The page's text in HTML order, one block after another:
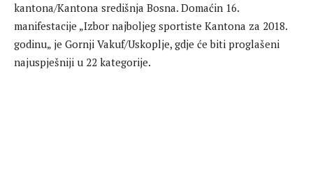
kantona/Kantona središnja Bosna. Domaćin 16.
manifestacije „Izbor najboljeg sportiste Kantona za 2018.
godinu„ je Gornji Vakuf/Uskoplje, gdje će biti proglašeni
najuspješniji u 22 kategorije.